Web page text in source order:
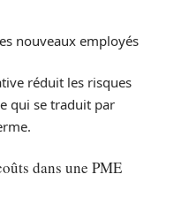
nouveaux employés
réduit les risques
qui se traduit par
dans une PME